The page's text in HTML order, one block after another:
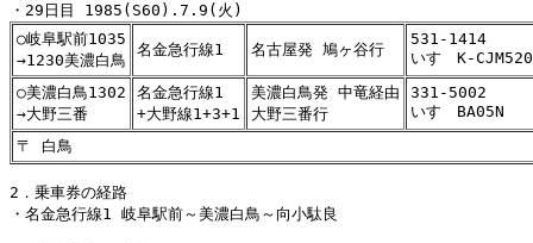
○岐阜駅前1035
→1230美濃白鳥
名金急行線1 名古屋発 鳩ヶ谷行
531-1414
いすゞK-CJM520
○美濃白鳥1302
→大野三番
名金急行線1
+大野線1+3+1
美濃白鳥発 中竜経由
大野三番行
331-5002
いすゞBA05N
〒 白鳥
2．乗車券の経路
・名金急行線1 岐阜駅前～美濃白鳥～向小駄良